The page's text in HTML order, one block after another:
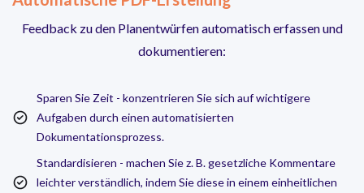
Feedback zu den Planentwürfen automatisch erfassen und
dokumentieren:
Sparen Sie Zeit - konzentrieren Sie sich auf wichtigere
Aufgaben durch einen automatisierten
Dokumentationsprozess.
Standardisieren - machen Sie z. B. gesetzliche Kommentare
leichter verständlich, indem Sie diese in einem einheitlichen